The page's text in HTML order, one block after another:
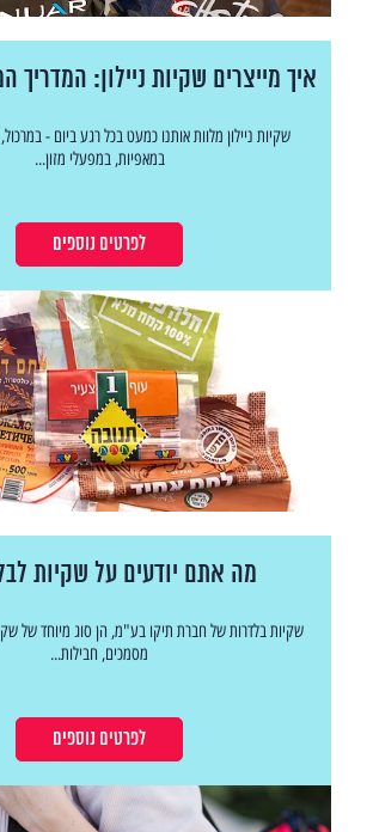
איך מייצרים שקיות ניילון: המדריך
שקיות ניילון מלוות אותנו כמעט בכל רגע ביום -
במאפיות, במפעלי מזון...
לפרטים נוספים
מה אתם יודעים על שקיות
שקיות בלדרות של חברת תיקו בע"מ, הן סוג מיוחד של
מסמכים, חבילות...
לפרטים נוספים